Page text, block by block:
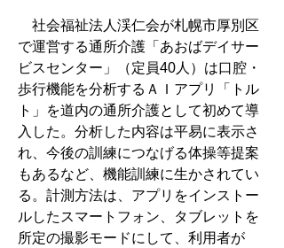
社会福祉法人渓仁会が札幌市厚別区
で運営する通所介護「あおばデイサー
ビスセンター」（定員40人）は口腔・
歩行機能を分析するＡＩアプリ「トル
ト」を道内の通所介護として初めて導
入した。分析した内容は平易に表示さ
れ、今後の訓練につなげる体操等提案
もあるなど、機能訓練に生かされてい
る。計測方法は、アプリをインストー
ルしたスマートフォン、タブレットを
所定の撮影モードにして、利用者が